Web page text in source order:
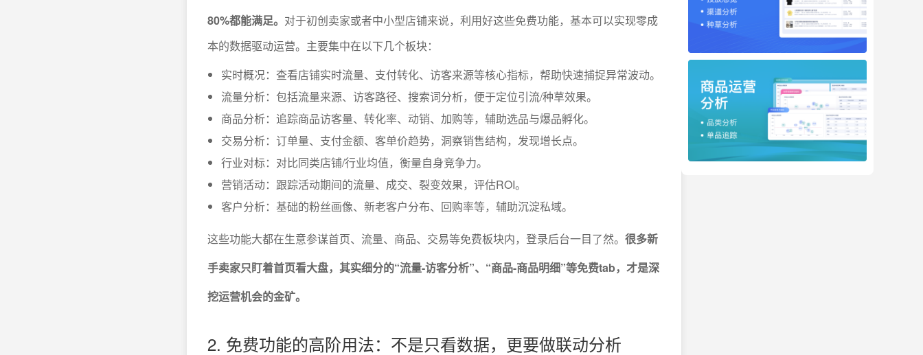
80%都能满足。 对于初创卖家或者中小型店铺来说，利用好这些免费功能，基本可以实现零成
本的数据驱动运营。主要集中在以下几个板块：
实时概况：查看店铺实时流量、支付转化、访客来源等核心指标，帮助快速捕捉异常波动。
流量分析：包括流量来源、访客路径、搜索词分析，便于定位引流/种草效果。
商品分析：追踪商品访客量、转化率、动销、加购等，辅助选品与爆品孵化。
交易分析：订单量、支付金额、客单价趋势，洞察销售结构，发现增长点。
行业对标：对比同类店铺/行业均值，衡量自身竞争力。
营销活动：跟踪活动期间的流量、成交、裂变效果，评估ROI。
客户分析：基础的粉丝画像、新老客户分布、回购率等，辅助沉淀私域。
这些功能大都在生意参谋首页、流量、商品、交易等免费板块内，登录后台一目了然。 很多新
手卖家只盯着首页看大盘，其实细分的“流量-访客分析”、“商品-商品明细”等免费tab，才是深
挖运营机会的金矿。
2. 免费功能的高阶用法：不是只看数据，更要做联动分析